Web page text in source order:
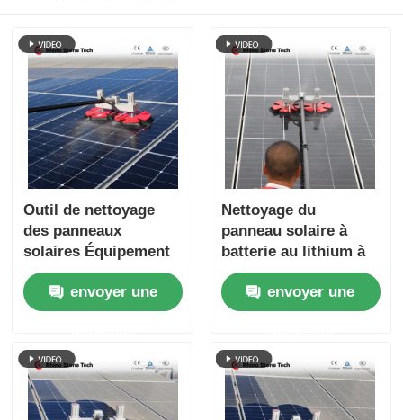
Outil de nettoyage
des panneaux
solaires Équipement
de nettoyage des
panneaux solaires à
double tête Pinceau
envoyer une
Nettoyage du
panneau solaire à
batterie au lithium à
double brosse
rotative et à pôle
télescopique pour les
photovoltaïques sur
le toit
envoyer une